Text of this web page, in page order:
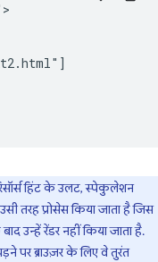
हिंट के उलट, स्पेकुलेशन
तरह प्रोसेस किया जाता है जिस
उन्हें रेंडर नहीं किया जाता है.
पर ब्राउज़र के लिए वे तुरंत